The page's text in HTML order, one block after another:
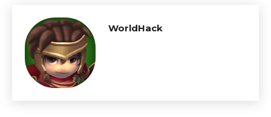
WorldHack